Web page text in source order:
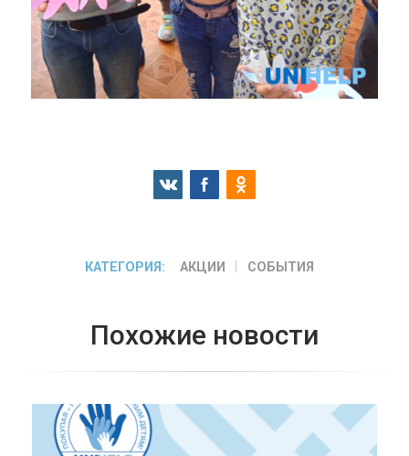
КАТЕГОРИЯ: АКЦИИ СОБЫТИЯ
Похожие новости